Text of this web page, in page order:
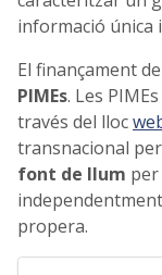
informació única
El finançament
PIMEs. Les
través del lloc
transnacional
font de llum per
propera.